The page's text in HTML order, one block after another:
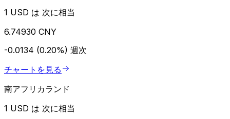
1 USD は 次に相当
6.74930 CNY
-0.0134 (0.20%) 週次
チャートを見る
南アフリカランド
1 USD は 次に相当